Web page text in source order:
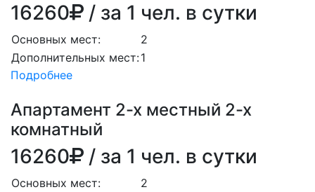
16260 / за 1 чел. в сутки
Основных мест:
2
Дополнительных мест:1
Подробнее
Апартамент 2-х местный 2-х
комнатный
16260 / за 1 чел. в сутки
Основных мест:
2